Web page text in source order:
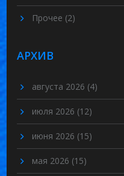
Прочее (2)
АРХИВ
августа 2026 (4)
июля 2026 (12)
июня 2026 (15)
мая 2026 (15)